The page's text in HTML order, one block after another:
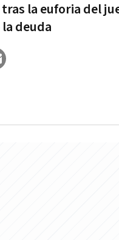
la euforia del
deuda